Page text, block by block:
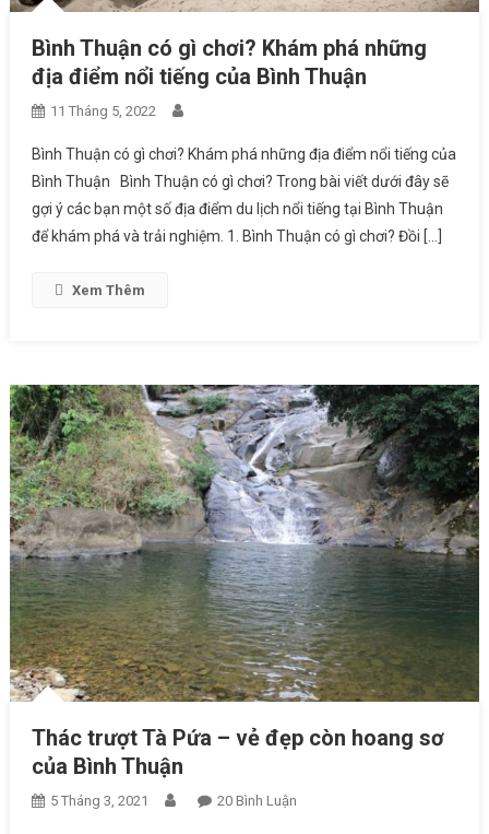
Bình Thuận có gì chơi? Khám phá những
địa điểm nổi tiếng của Bình Thuận
11 Tháng 5, 2022
Bình Thuận có gì chơi? Khám phá những địa điểm nổi tiếng của
Bình Thuận Bình Thuận có gì chơi? Trong bài viết dưới đây sẽ
gợi ý các bạn một số địa điểm du lịch nổi tiếng tại Bình Thuận
để khám phá và trải nghiệm. 1. Bình Thuận có gì chơi? Đồi […]
Xem Thêm
Thác trượt Tà Pứa – vẻ đẹp còn hoang sơ
của Bình Thuận
5 Tháng 3, 2021 20 Bình Luận